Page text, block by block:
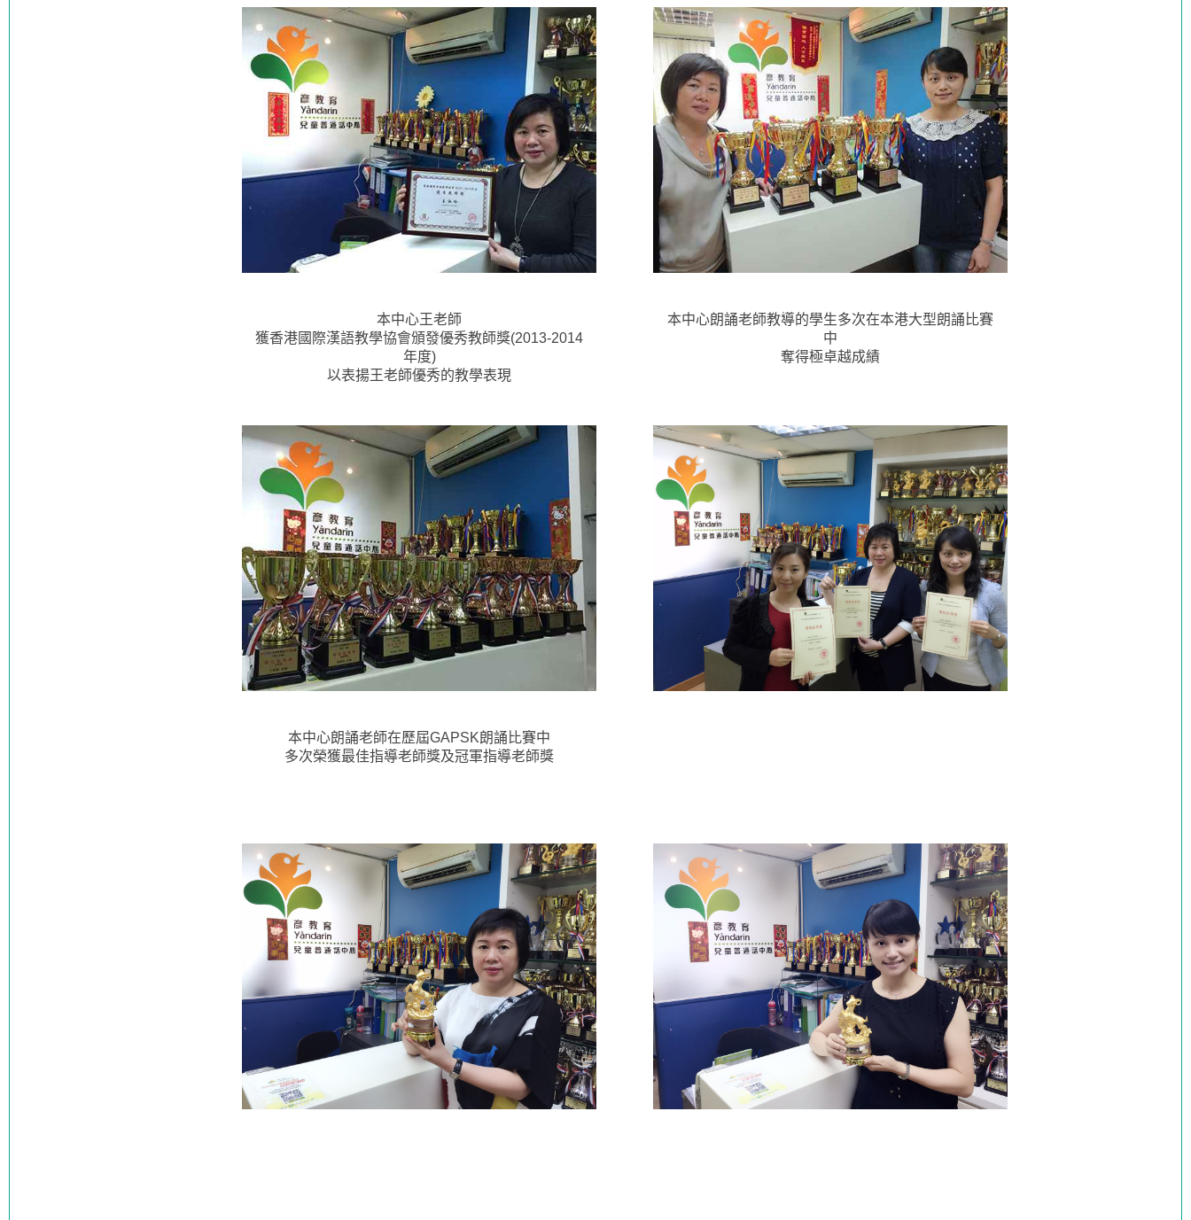
本中心王老師
獲香港國際漢語教學協會頒發優秀教師獎(2013-2014
年度)
以表揚王老師優秀的教學表現
本中心朗誦老師教導的學生多次在本港大型朗誦比賽
中
奪得極卓越成績
本中心朗誦老師在歷屆GAPSK朗誦比賽中
多次榮獲最佳指導老師獎及冠軍指導老師獎